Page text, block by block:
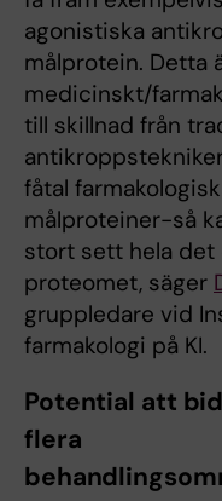
agonistiska
målprotein. Detta
medicinskt/
till skillnad från
fåtal
målproteiner-så
stort sett hela det
proteomet, säger
gruppledare vid
farmakologi på KI.
Potential att
flera